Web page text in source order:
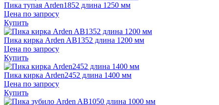
Пика тупая Arden1852 длина 1250 мм
Цена по запросу
Купить
Пика кирка Arden AB1352 длина 1200 мм
Цена по запросу
Купить
Пика кирка Arden2452 длина 1400 мм
Цена по запросу
Купить